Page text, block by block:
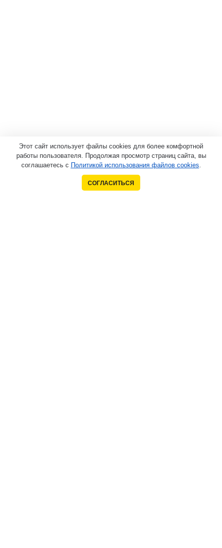
Этот сайт использует файлы cookies для более комфортной
работы пользователя. Продолжая просмотр страниц сайта, вы
соглашаетесь с Политикой использования файлов cookies.
СОГЛАСИТЬСЯ